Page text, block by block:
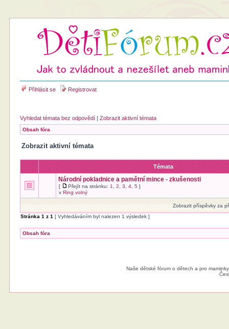
Přihlásit se Registrovat
Vyhledat témata bez odpovědí |Zobrazit aktivní témata
Obsah fóra
Zobrazit aktivní témata
Témata
Národní pokladnice a pamětní mince - zkušenosti
[ Přejít na stránku: 1 ,2 ,3 ,4 ,5 ]
vRing volný
Zobrazit příspěvky za
Stránka1 z1 [ Vyhledáváním byl nalezen 1 výsledek ]
Obsah fóra
Naše dětské fórum o dětech a pro